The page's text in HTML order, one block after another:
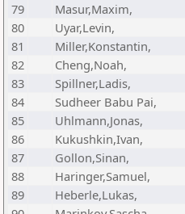
79
Masur,Maxim,
80
Uyar,Levin,
81
Miller,Konstantin,
82
Cheng,Noah,
83
Spillner,Ladis,
84
Sudheer Babu Pai,
85
Uhlmann,Jonas,
86
Kukushkin,Ivan,
87
Gollon,Sinan,
88
Haringer,Samuel,
89
Heberle,Lukas,